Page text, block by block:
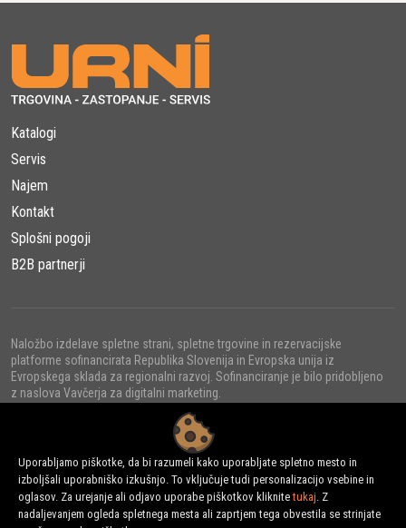
Uporabljamo piškotke, da bi razumeli kako uporabljate spletno mesto in
izboljšali uporabniško izkušnjo. To vključuje tudi personalizacijo vsebine in
oglasov. Za urejanje ali odjavo uporabe piškotkov kliknitetukaj. Z
nadaljevanjem ogleda spletnega mesta ali zaprtjem tega obvestila se strinjate
Katalogi
Servis
Najem
Kontakt
Splošni pogoji
B2B partnerji
Naložbo izdelave spletne strani, spletne trgovine in rezervacijske
platforme sofinancirata Republika Slovenija in Evropska unija iz
Evropskega sklada za regionalni razvoj. Sofinanciranje je bilo pridobljeno
z naslova Vavčerja za digitalni marketing.
© 2022 - URNI d.o.o., Vse pravice pridržane.